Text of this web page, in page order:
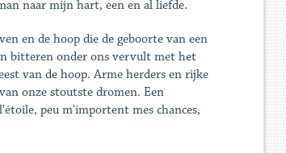
naar mijn hart, een en al liefde.
en de hoop die de geboorte van een
bitteren onder ons vervult met het
van de hoop. Arme herders en rijke
onze stoutste dromen. Een
peu m'importent mes chances,